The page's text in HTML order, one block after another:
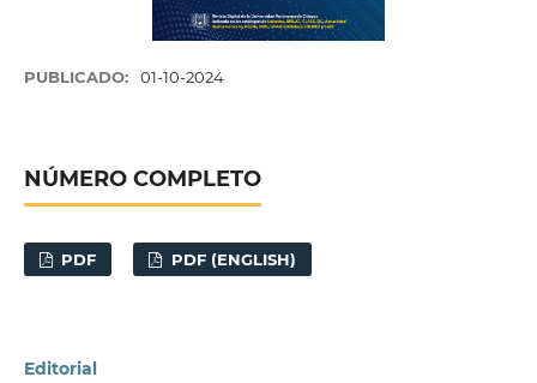
PUBLICADO: 01-10-2024
NÚMERO COMPLETO
PDF PDF (ENGLISH)
Editorial